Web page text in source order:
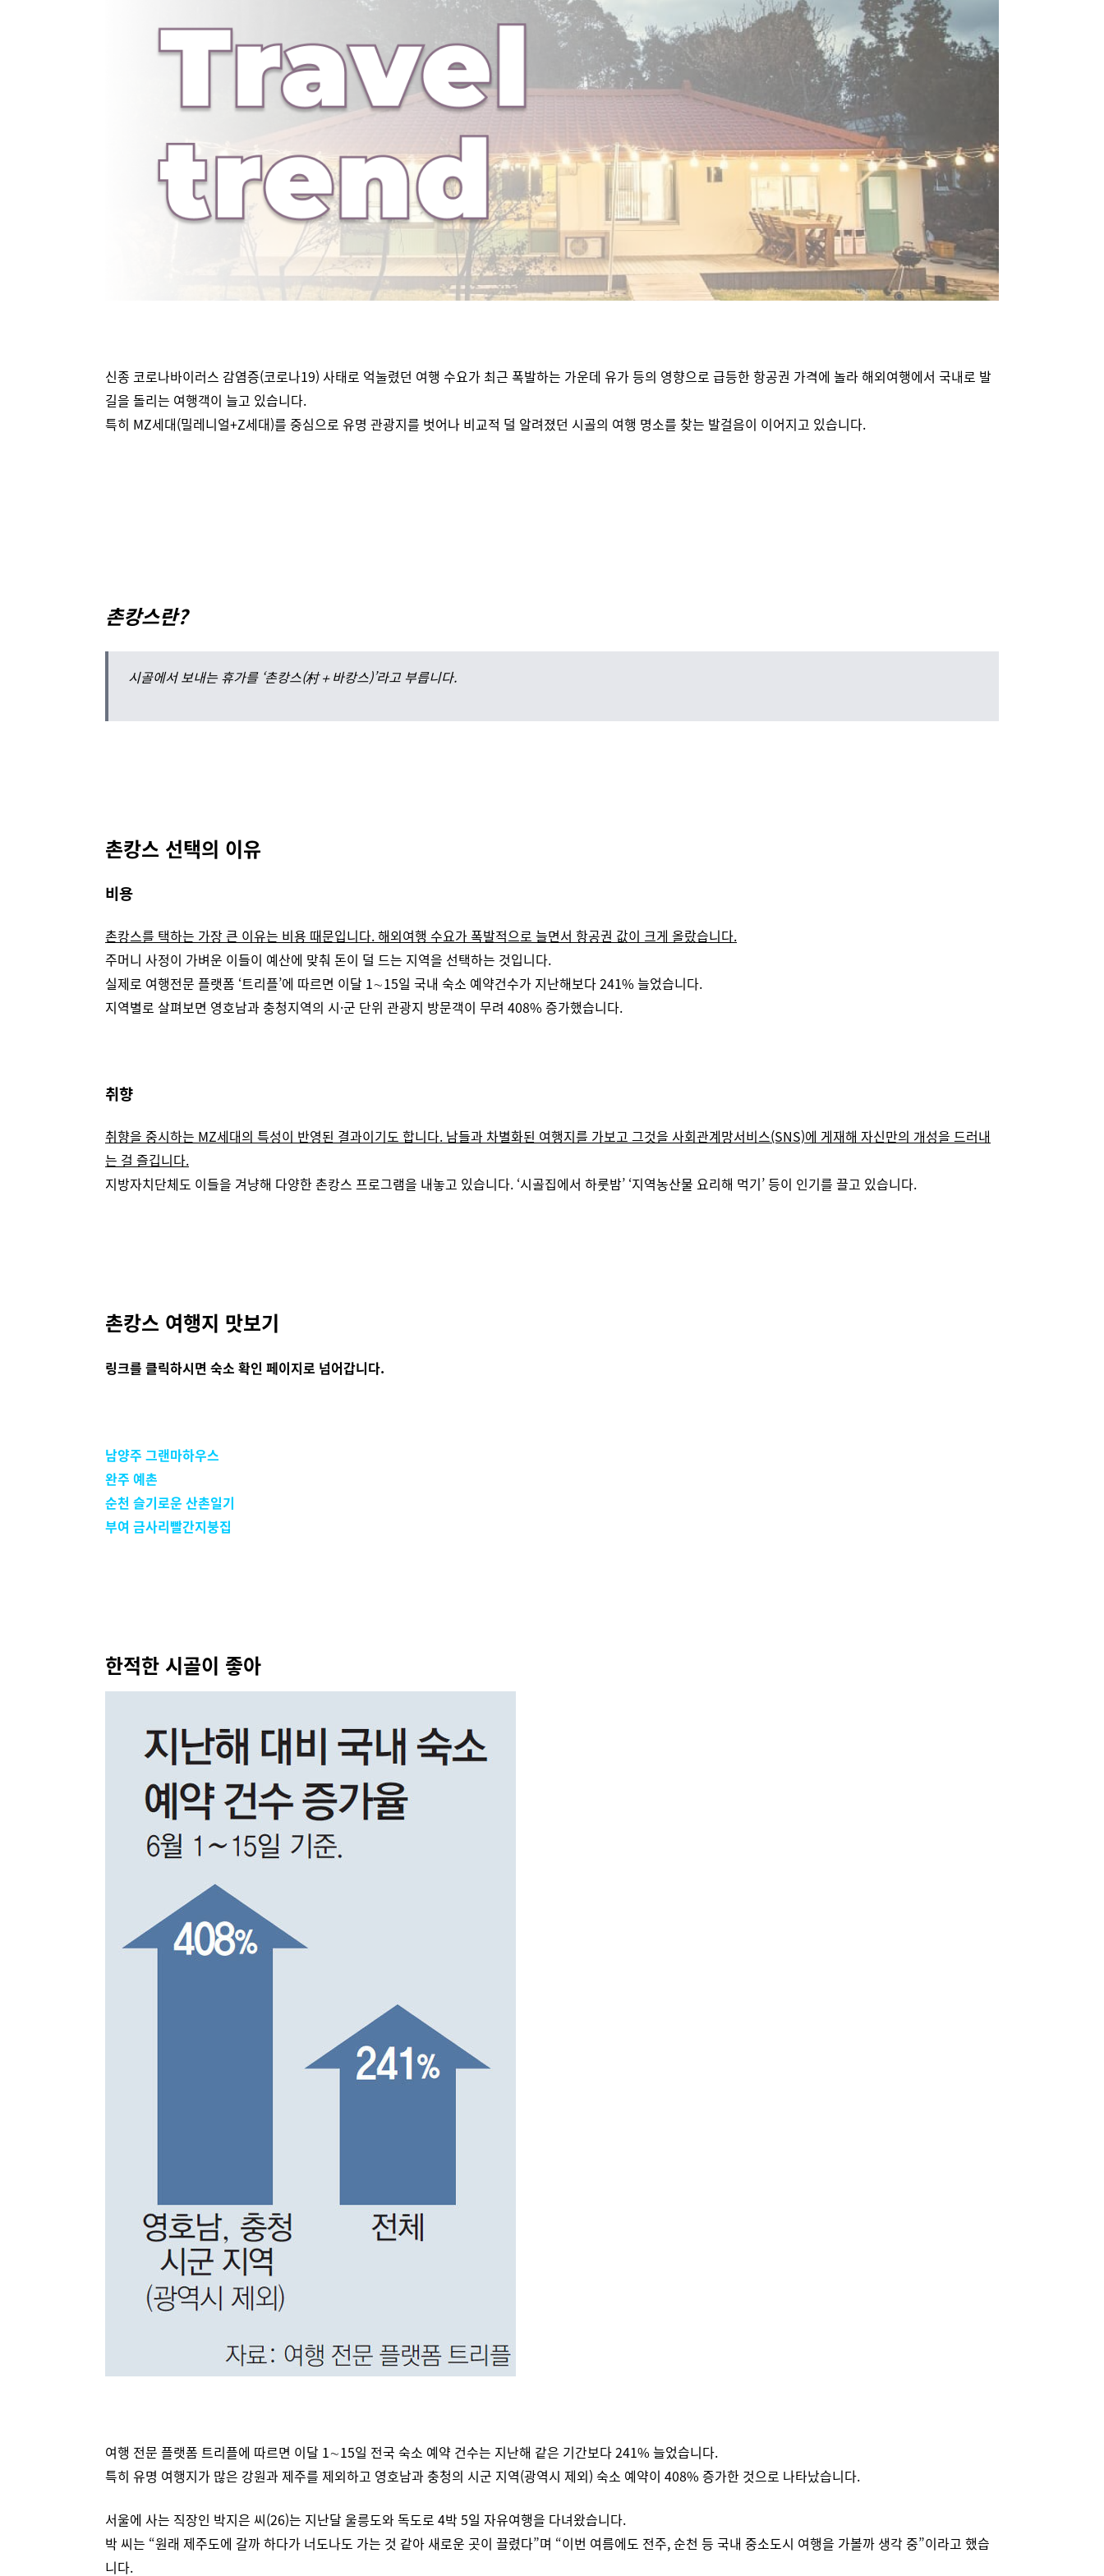
신종 코로나바이러스 감염증(코로나19) 사태로 억눌렸던 여행 수요가 최근 폭발하는 가운데 유가 등의 영향으로 급등한 항공권 가격에 놀라 해외여행에서 국내로 발
길을 돌리는 여행객이 늘고 있습니다.
특히 MZ세대(밀레니얼+Z세대)를 중심으로 유명 관광지를 벗어나 비교적 덜 알려졌던 시골의 여행 명소를 찾는 발걸음이 이어지고 있습니다.
촌캉스란?
시골에서 보내는 휴가를 ‘촌캉스(村＋바캉스)’라고 부릅니다.
촌캉스 선택의 이유
비용
촌캉스를 택하는 가장 큰 이유는 비용 때문입니다.해외여행 수요가 폭발적으로 늘면서 항공권 값이 크게 올랐습니다.
주머니 사정이 가벼운 이들이 예산에 맞춰 돈이 덜 드는 지역을 선택하는 것입니다.
실제로 여행전문 플랫폼 ‘트리플’에 따르면 이달 1∼15일 국내 숙소 예약건수가 지난해보다 241% 늘었습니다.
지역별로 살펴보면 영호남과 충청지역의 시·군 단위 관광지 방문객이 무려 408% 증가했습니다.
취향
취향을 중시하는 MZ세대의 특성이 반영된 결과이기도 합니다. 남들과 차별화된 여행지를 가보고 그것을 사회관계망서비스(SNS)에 게재해 자신만의 개성을 드러내
는 걸 즐깁니다.
지방자치단체도 이들을 겨냥해 다양한 촌캉스 프로그램을 내놓고 있습니다. ‘시골집에서 하룻밤’ ‘지역농산물 요리해 먹기’ 등이 인기를 끌고 있습니다.
촌캉스 여행지 맛보기
링크를 클릭하시면 숙소 확인 페이지로 넘어갑니다.
남양주 그랜마하우스
완주 예촌
순천 슬기로운 산촌일기
부여 금사리빨간지붕집
한적한 시골이 좋아
여행 전문 플랫폼 트리플에 따르면 이달 1∼15일 전국 숙소 예약 건수는 지난해 같은 기간보다 241% 늘었습니다.
특히 유명 여행지가 많은 강원과 제주를 제외하고 영호남과 충청의 시군 지역(광역시 제외) 숙소 예약이 408% 증가한 것으로 나타났습니다.
서울에 사는 직장인 박지은 씨(26)는 지난달 울릉도와 독도로 4박 5일 자유여행을 다녀왔습니다.
박 씨는 “원래 제주도에 갈까 하다가 너도나도 가는 것 같아 새로운 곳이 끌렸다”며 “이번 여름에도 전주, 순천 등 국내 중소도시 여행을 가볼까 생각 중”이라고 했습
니다.